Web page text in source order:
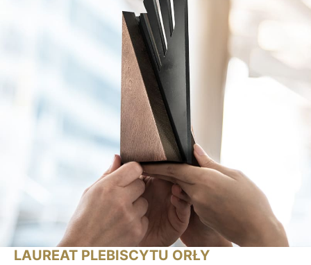
LAUREAT PLEBISCYTU ORŁY